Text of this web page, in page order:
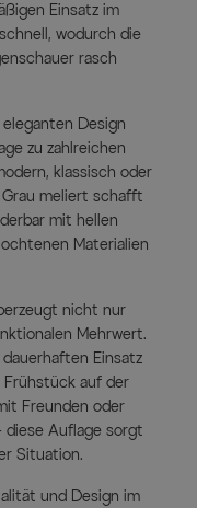
Einsatz im
wodurch die
rasch
Design
zu zahlreichen
klassisch oder
meliert schafft
mit hellen
Materialien
nicht nur
Mehrwert.
Einsatz
Frühstück auf der
Freunden oder
diese Auflage sorgt
Situation.
und Design im